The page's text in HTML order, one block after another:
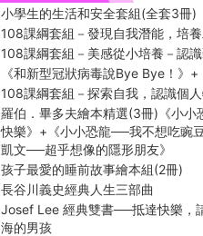
小學生的生活和安全套組(全套3冊)
108課綱套組－發現自我潛能，培
108課綱套組－美感從小培養－認
《和新型冠狀病毒說Bye Bye！》
108課綱套組－探索自我，認識個
羅伯．畢多夫繪本精選(3冊)《小
快樂》+《小小恐龍──我不想吃豌
凱文──超乎想像的隱形朋友》
孩子最愛的睡前故事繪本組(2冊)
長谷川義史經典人生三部曲
Josef Lee 經典雙書──抵達快樂，
海的男孩